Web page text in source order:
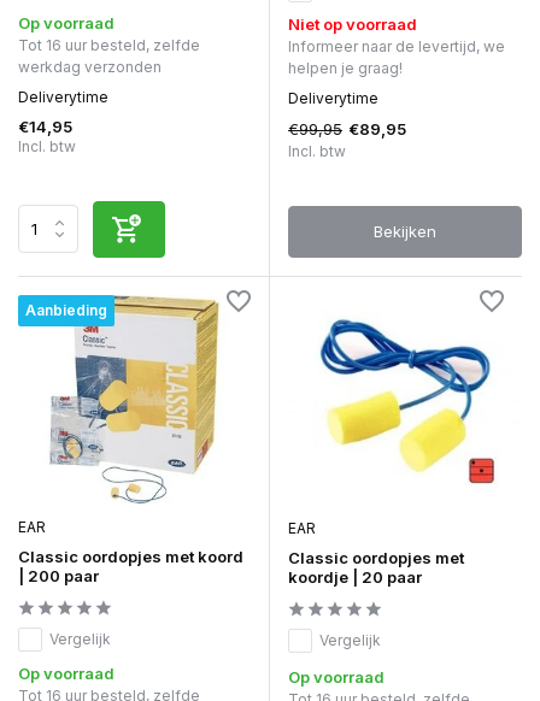
Op voorraad
Tot 16 uur besteld, zelfde
werkdag verzonden
Deliverytime
€14,95
Incl. btw
Niet op voorraad
Informeer naar de levertijd, we
helpen je graag!
Deliverytime
€99,95 €89,95
Incl. btw
Bekijken
Aanbieding
EAR
Classic oordopjes met koord
| 200 paar
Vergelijk
Op voorraad
Tot 16 uur besteld, zelfde
EAR
Classic oordopjes met
koordje | 20 paar
Vergelijk
Op voorraad